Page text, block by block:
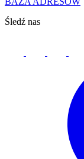
Śledź nas